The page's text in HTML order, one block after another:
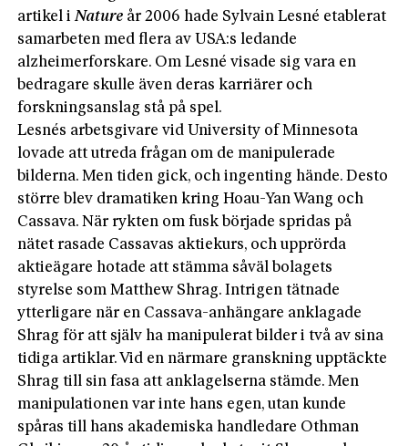
artikel iNature år 2006 hade Sylvain Lesné etablerat
samarbeten med flera av USA:s ledande
alzheimerforskare. Om Lesné visade sig vara en
bedragare skulle även deras karriärer och
forskningsanslag stå på spel.
Lesnés arbetsgivare vid University of Minnesota
lovade att utreda frågan om de manipulerade
bilderna. Men tiden gick, och ingenting hände. Desto
större blev dramatiken kring Hoau-Yan Wang och
Cassava. När rykten om fusk började spridas på
nätet rasade Cassavas aktiekurs, och upprörda
aktieägare hotade att stämma såväl bolagets
styrelse som Matthew Shrag. Intrigen tätnade
ytterligare när en Cassava-anhängare anklagade
Shrag för att själv ha manipulerat bilder i två av sina
tidiga artiklar. Vid en närmare granskning upptäckte
Shrag till sin fasa att anklagelserna stämde. Men
manipulationen var inte hans egen, utan kunde
spåras till hans akademiska handledare Othman